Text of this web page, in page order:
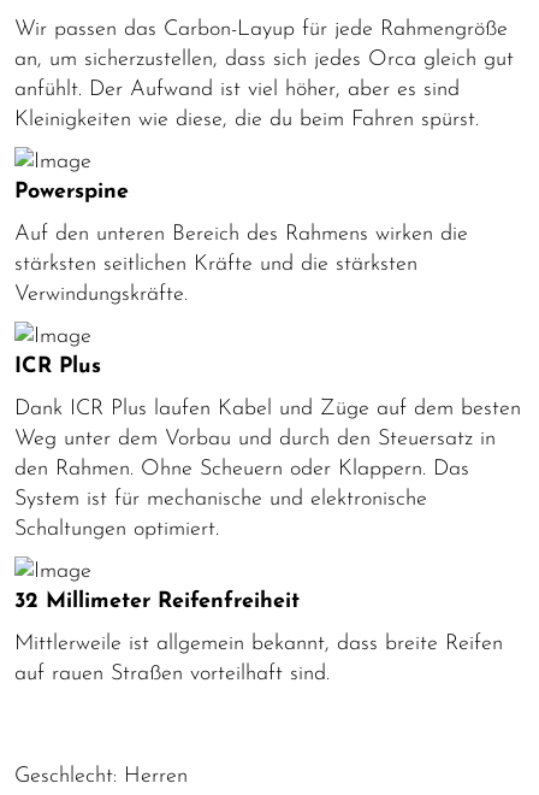
Wir passen das Carbon-Layup für jede Rahmengröße
an, um sicherzustellen, dass sich jedes Orca gleich gut
anfühlt. Der Aufwand ist viel höher, aber es sind
Kleinigkeiten wie diese, die du beim Fahren spürst.
Powerspine
Auf den unteren Bereich des Rahmens wirken die
stärksten seitlichen Kräfte und die stärksten
Verwindungskräfte.
ICR Plus
Dank ICR Plus laufen Kabel und Züge auf dem besten
Weg unter dem Vorbau und durch den Steuersatz in
den Rahmen. Ohne Scheuern oder Klappern. Das
System ist für mechanische und elektronische
Schaltungen optimiert.
32 Millimeter Reifenfreiheit
Mittlerweile ist allgemein bekannt, dass breite Reifen
auf rauen Straßen vorteilhaft sind.
Geschlecht: Herren